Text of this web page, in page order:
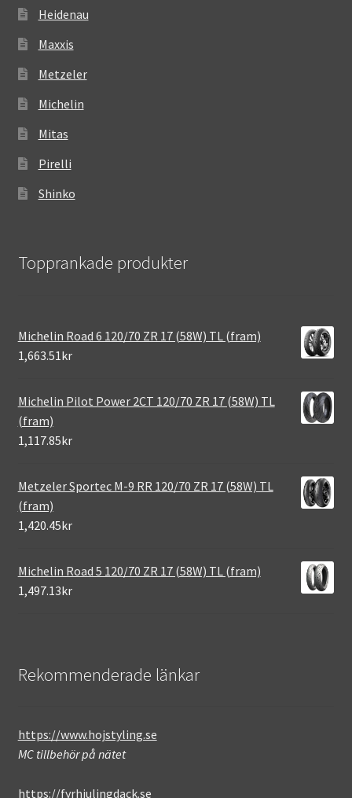
Heidenau
Maxxis
Metzeler
Michelin
Mitas
Pirelli
Shinko
Topprankade produkter
Michelin Road 6 120/70 ZR 17 (58W) TL (fram)
1,663.51kr
Michelin Pilot Power 2CT 120/70 ZR 17 (58W) TL
(fram)
1,117.85kr
Metzeler Sportec M-9 RR 120/70 ZR 17 (58W) TL
(fram)
1,420.45kr
Michelin Road 5 120/70 ZR 17 (58W) TL (fram)
1,497.13kr
Rekommenderade länkar
https://www.hojstyling.se
MC tillbehör på nätet
https://fyrhjulingdack.se